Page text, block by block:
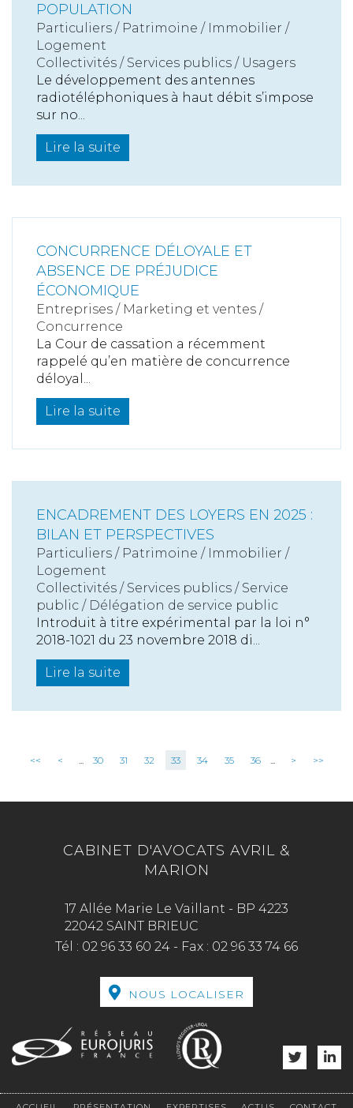
POPULATION
Particuliers / Patrimoine / Immobilier /
Logement
Collectivités / Services publics / Usagers
Le développement des antennes
radiotéléphoniques à haut débit s’impose
sur no...
Lire la suite
CONCURRENCE DÉLOYALE ET
ABSENCE DE PRÉJUDICE
ÉCONOMIQUE
Entreprises / Marketing et ventes /
Concurrence
La Cour de cassation a récemment
rappelé qu’en matière de concurrence
déloyal...
Lire la suite
ENCADREMENT DES LOYERS EN 2025 :
BILAN ET PERSPECTIVES
Particuliers / Patrimoine / Immobilier /
Logement
Collectivités / Services publics / Service
public / Délégation de service public
Introduit à titre expérimental par la loi n°
2018-1021 du 23 novembre 2018 di...
Lire la suite
<< < ... 30 31 32 33 34 35 36 ... > >>
CABINET D'AVOCATS AVRIL &
MARION
17 Allée Marie Le Vaillant - BP 4223
22042 SAINT BRIEUC
Tél : 02 96 33 60 24 - Fax : 02 96 33 74 66
NOUS LOCALISER